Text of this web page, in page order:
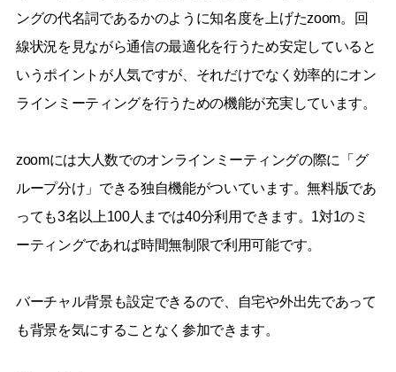
ングの代名詞であるかのように知名度を上げたzoom。回
線状況を見ながら通信の最適化を行うため安定していると
いうポイントが人気ですが、それだけでなく効率的にオン
ラインミーティングを行うための機能が充実しています。
zoomには大人数でのオンラインミーティングの際に「グ
ループ分け」できる独自機能がついています。無料版であ
っても3名以上100人までは40分利用できます。1対1のミ
ーティングであれば時間無制限で利用可能です。
バーチャル背景も設定できるので、自宅や外出先であって
も背景を気にすることなく参加できます。